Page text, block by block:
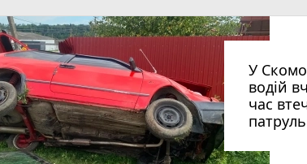
донора play_circle_filled
року play_circle_filledphoto_camera
У
водій
час